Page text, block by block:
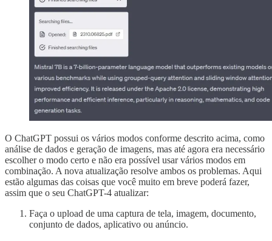
O ChatGPT possui os vários modos conforme descrito acima, como
análise de dados e geração de imagens, mas até agora era necessário
escolher o modo certo e não era possível usar vários modos em
combinação. A nova atualização resolve ambos os problemas. Aqui
estão algumas das coisas que você muito em breve poderá fazer,
assim que o seu ChatGPT-4 atualizar:
Faça o upload de uma captura de tela, imagem, documento,
conjunto de dados, aplicativo ou anúncio.